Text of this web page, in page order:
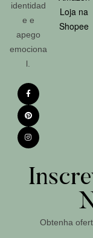
identidad
e e
apego
emociona
l.
Loja na
Shopee
Obtenha